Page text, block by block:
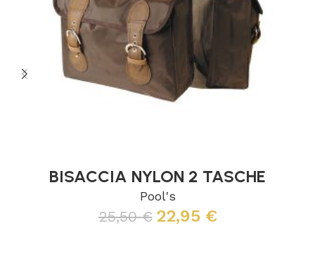
BISACCIA NYLON 2 TASCHE
Pool's
25,50€ 22,95 €